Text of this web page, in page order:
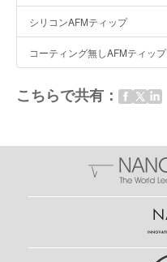
シリコンAFMティップ
コーティング無しAFMティップ
こちらで共有：